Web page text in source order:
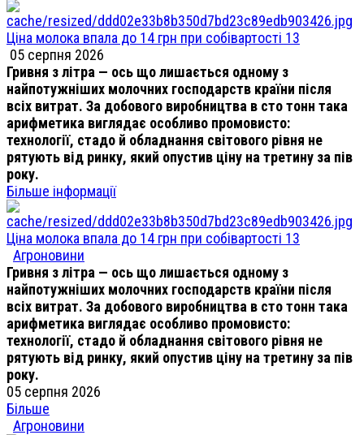
Ціна молока впала до 14 грн при собівартості 13
05 серпня 2026
Гривня з літра — ось що лишається одному з
найпотужніших молочних господарств країни після
всіх витрат. За добового виробництва в сто тонн така
арифметика виглядає особливо промовисто:
технології, стадо й обладнання світового рівня не
рятують від ринку, який опустив ціну на третину за пів
року.
Більше інформації
Ціна молока впала до 14 грн при собівартості 13
Агроновини
Гривня з літра — ось що лишається одному з
найпотужніших молочних господарств країни після
всіх витрат. За добового виробництва в сто тонн така
арифметика виглядає особливо промовисто:
технології, стадо й обладнання світового рівня не
рятують від ринку, який опустив ціну на третину за пів
року.
05 серпня 2026
Більше
Агроновини